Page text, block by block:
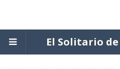
El Solitario